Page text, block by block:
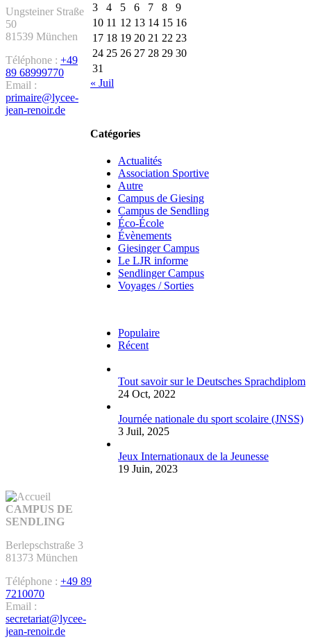
3
4 5 6 7 8
9
10 11 12 13 14 15 16
17 18 19 20 21 22 23
24 25 26 27 28 29 30
31
« Juil
Catégories
Actualités
Association Sportive
Autre
Campus de Giesing
Campus de Sendling
Éco-École
Évènements
Giesinger Campus
Le LJR informe
Sendlinger Campus
Voyages / Sorties
Populaire
Récent
Tout savoir sur le Deutsches Sprachdiplom
24 Oct, 2022
Journée nationale du sport scolaire (JNSS)
3 Juil, 2025
Jeux Internationaux de la Jeunesse
19 Juin, 2023
Ungsteiner Straße
50
81539 München
Téléphone : +49
89 68999770
Email :
primaire@lycee-
jean-renoir.de
CAMPUS DE
SENDLING
Berlepschstraße 3
81373 München
Téléphone : +49 89
7210070
Email :
secretariat@lycee-
jean-renoir.de